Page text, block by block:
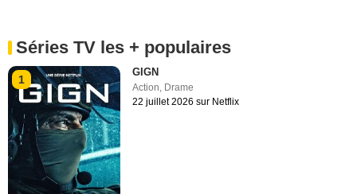
Séries TV les + populaires
1
GIGN
Action Drame
22 juillet 2026 sur Netflix